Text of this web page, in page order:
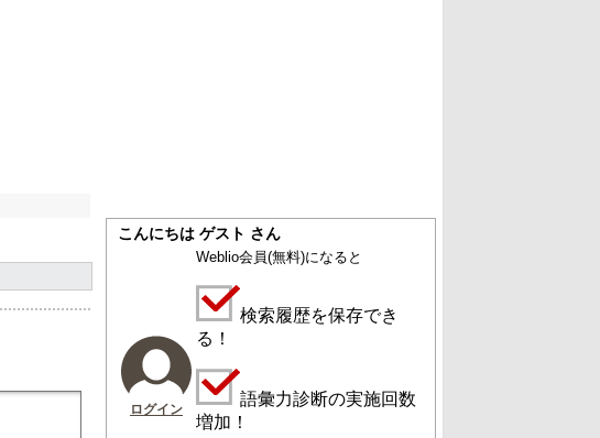
こんにちは ゲスト さん
ログイン
Weblio会員(無料)になると
検索履歴を保存でき
る！
語彙力診断の実施回数
増加！